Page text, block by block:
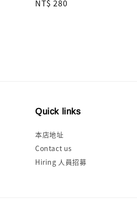
Regular
NT$ 280
Quick links
本店地址
Contact us
Hiring 人員招募